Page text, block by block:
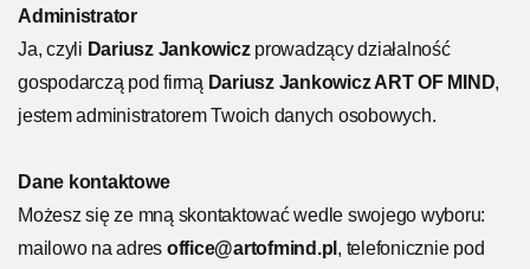
Administrator
Ja, czyli Dariusz Jankowicz prowadzący działalność
gospodarczą pod firmą Dariusz Jankowicz ART OF MIND,
jestem administratorem Twoich danych osobowych.
Dane kontaktowe
Możesz się ze mną skontaktować wedle swojego wyboru:
mailowo na adres office@artofmind.pl , telefonicznie pod